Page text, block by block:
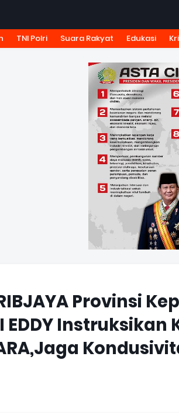
REDAKSI TARIF IKLAN PEDOMAN
TNI Polri Suara Rakyat Edukasi
Provinsi
EDDY Instruksikan